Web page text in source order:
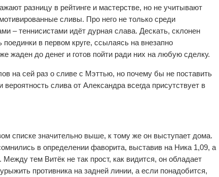
разницу в рейтинге и мастерстве, но не учитывают
сливы. Про него не только среди
– теннисистами идёт дурная слава. Дескать, склонен
в первом круге, ссылаясь на внезапно
жаден до денег и готов пойти ради них на любую сделку.
на сей раз о сливе с Мэттью, но почему бы не поставить
слива от Александра всегда присутствует в
списке значительно выше, к тому же он выступает дома.
в определении фаворита, выставив на Ника 1,09, а
Между тем Витёк не так прост, как видится, он обладает
противника на задней линии, а если понадобится,